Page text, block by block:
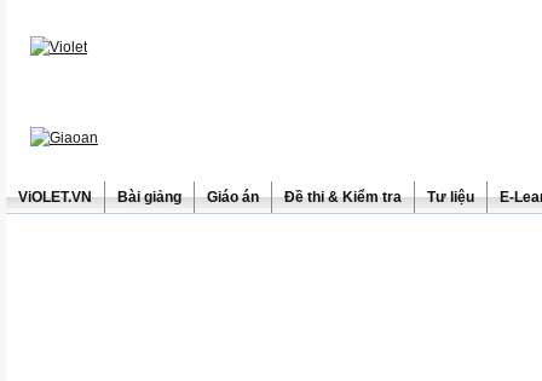
ViOLET.VN Bài giảng Giáo án Đề thi & Kiểm tra Tư liệu E-